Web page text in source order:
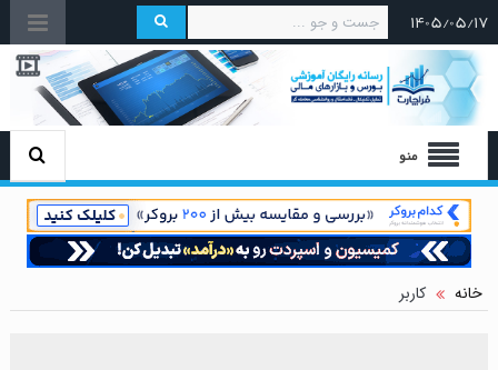
۱۴۰۵/۰۵/۱۷
منو
خانه کاربر